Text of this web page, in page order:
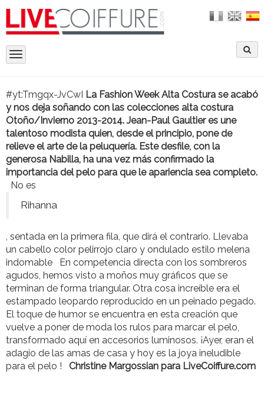
Toggle
#yt:Tmgqx-JvCwI La Fashion Week Alta Costura se acabó
y nos deja soñando con las colecciones alta costura
Otoño/Invierno 2013-2014. Jean-Paul Gaultier es une
talentoso modista quien, desde el principio, pone de
relieve el arte de la peluquería. Este desfile, con la
generosa Nabilla, ha una vez más confirmado la
importancia del pelo para que le apariencia sea completo.
No es
Rihanna
, sentada en la primera fila, que dirá el contrario. Llevaba
un cabello color pelirrojo claro y ondulado estilo melena
indomable En competencia directa con los sombreros
agudos, hemos visto a moños muy gráficos que se
terminan de forma triangular. Otra cosa increíble era el
estampado leopardo reproducido en un peinado pegado.
El toque de humor se encuentra en esta creación que
vuelve a poner de moda los rulos para marcar el pelo,
transformado aquí en accesorios luminosos. ¡Ayer, eran el
adagio de las amas de casa y hoy es la joya ineludible
para el pelo ! Christine Margossian para LiveCoiffure.com